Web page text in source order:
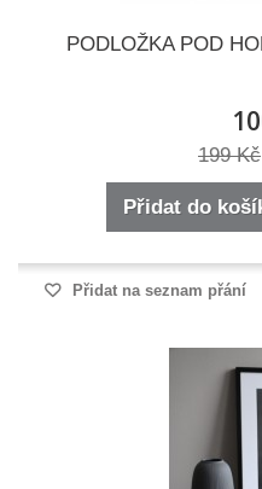
PODLOŽKA POD
199 Kč
Přidat do
Přidat na seznam přání